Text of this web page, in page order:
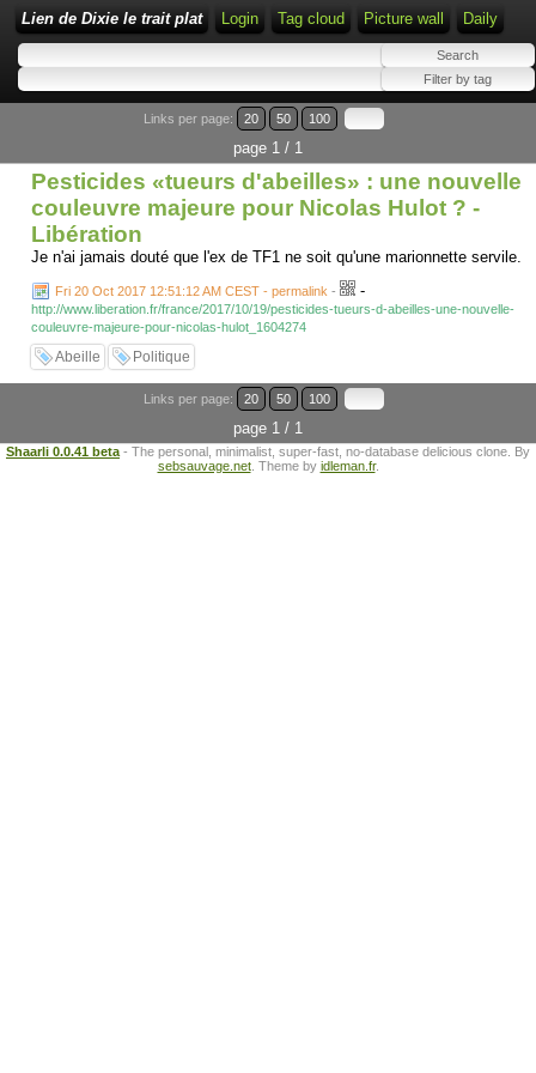
Lien de Dixie le trait plat Login Tag cloud Picture wall Daily
Links per page: 20 50 100
page 1 / 1
Pesticides «tueurs d'abeilles» : une nouvelle
couleuvre majeure pour Nicolas Hulot ? -
Libération
Je n'ai jamais douté que l'ex de TF1 ne soit qu'une marionnette servile.
Fri 20 Oct 2017 12:51:12 AM CEST - permalink - -
http://www.liberation.fr/france/2017/10/19/pesticides-tueurs-d-abeilles-une-nouvelle-
couleuvre-majeure-pour-nicolas-hulot_1604274
Abeille Politique
Links per page: 20 50 100
page 1 / 1
Shaarli 0.0.41 beta - The personal, minimalist, super-fast, no-database delicious clone. By
sebsauvage.net. Theme by idleman.fr.